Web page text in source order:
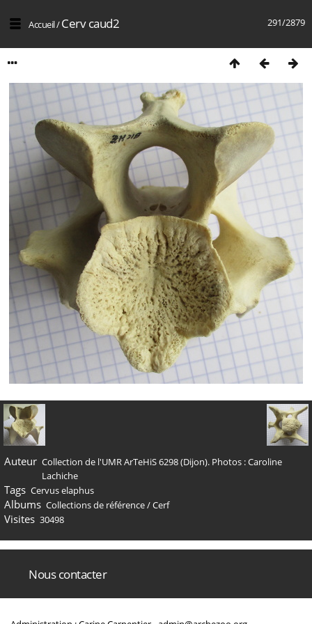
291/2879
Accueil/Cerv caud2
Auteur Collection de l'UMR ArTeHiS 6298 (Dijon). Photos : Caroline
Lachiche
Tags Cervus elaphus
Albums Collections de référence/Cerf
Visites 30498
Nous contacter